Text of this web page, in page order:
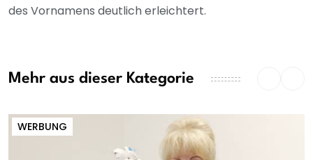
des Vornamens deutlich erleichtert.
Mehr aus dieser Kategorie
WERBUNG